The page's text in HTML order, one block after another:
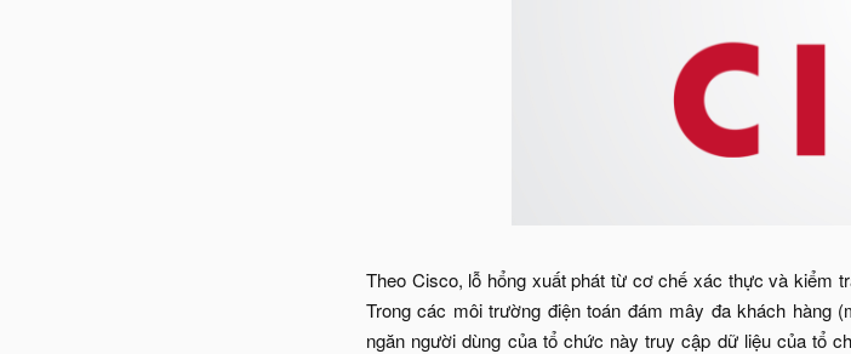
Theo Cisco, lỗ hổng xuất phát từ cơ chế xác thực và kiểm
Trong các môi trường điện toán đám mây đa khách hàng
ngăn người dùng của tổ chức này truy cập dữ liệu của tổ